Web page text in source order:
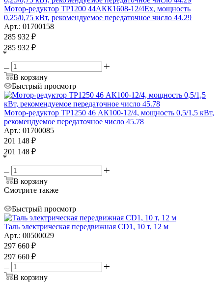
Мотор-редуктор ТР1200 44АКК1608-12/4Ех, мощность
0,25/0,75 кВт, рекомендуемое передаточное число 44.29
Арт.: 01700158
285 932 ₽
285 932 ₽
*
В корзину
Быстрый просмотр
Мотор-редуктор ТР1250 46 АК100-12/4, мощность 0,5/1,5 кВт,
рекомендуемое передаточное число 45.78
Арт.: 01700085
201 148 ₽
201 148 ₽
*
В корзину
Смотрите также
Быстрый просмотр
Таль электрическая передвижная CD1, 10 т, 12 м
Арт.: 00500029
297 660 ₽
297 660 ₽
В корзину